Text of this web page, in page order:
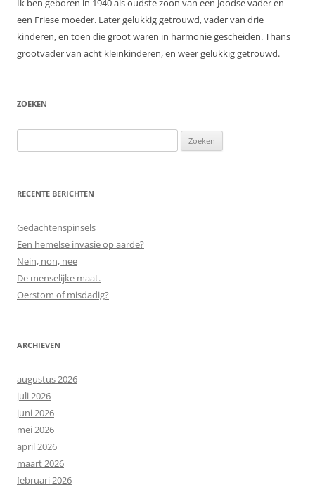
Ik ben geboren in 1940 als oudste zoon van een Joodse vader en
een Friese moeder. Later gelukkig getrouwd, vader van drie
kinderen, en toen die groot waren in harmonie gescheiden. Thans
grootvader van acht kleinkinderen, en weer gelukkig getrouwd.
ZOEKEN
naar:
RECENTE BERICHTEN
Gedachtenspinsels
Een hemelse invasie op aarde?
Nein, non, nee
De menselijke maat.
Oerstom of misdadig?
ARCHIEVEN
augustus 2026
juli 2026
juni 2026
mei 2026
april 2026
maart 2026
februari 2026